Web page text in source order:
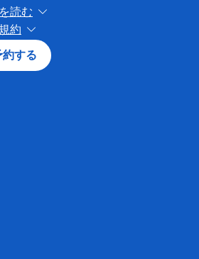
読む
約
泊のご滞在。ご到着の72時間前まで
約する